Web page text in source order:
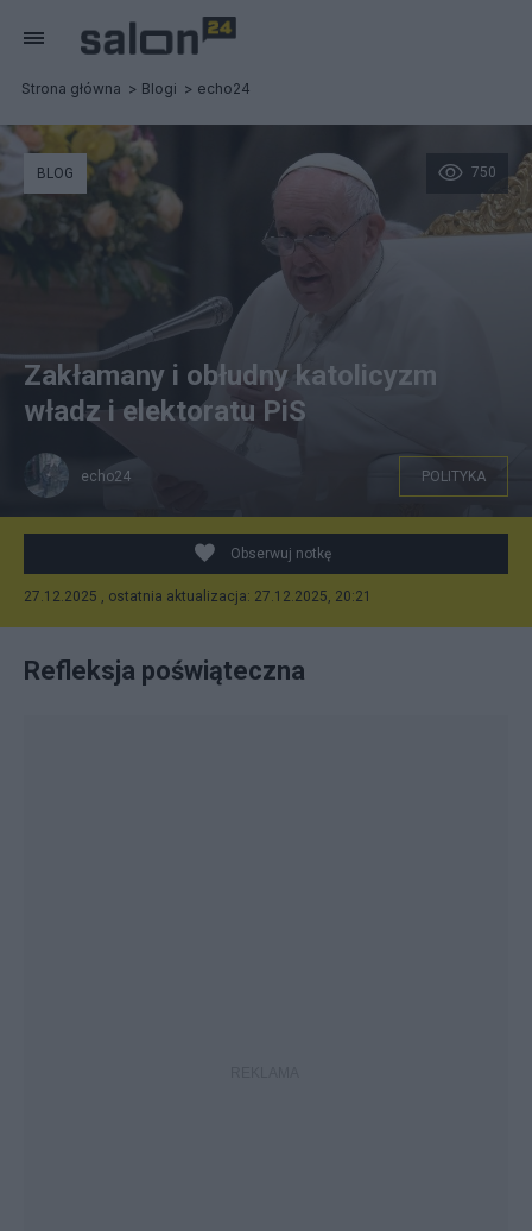
Strona główna Blogi echo24
750
BLOG
Zakłamany i obłudny katolicyzm
władz i elektoratu PiS
echo24 POLITYKA
Obserwuj notkę
27.12.2025 , ostatnia aktualizacja: 27.12.2025, 20:21
Refleksja poświąteczna